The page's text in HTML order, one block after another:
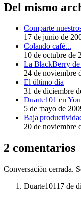
Del mismo
Comparte
17 de junio de
Colando café...
10 de octubre de
La BlackBerry
24 de noviembre
El último día
31 de diciembre
Duarte101 en
5 de mayo de
Baja
20 de noviembre
2 comentarios
Conversación cerrada.
Duarte10117 de